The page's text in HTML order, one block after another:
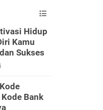
Hidup
Kamu
Sukses
Bank